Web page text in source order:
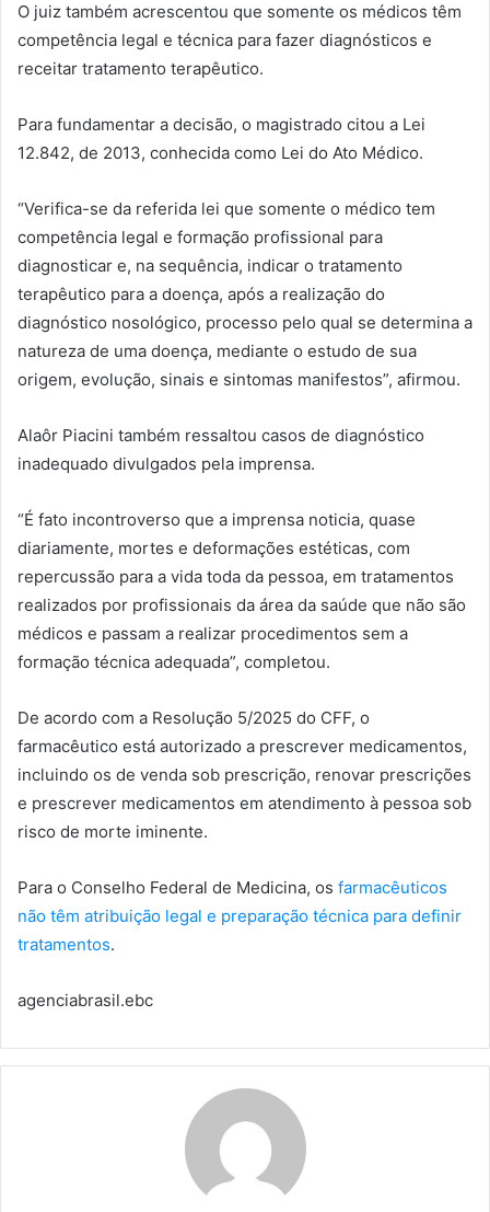
O juiz também acrescentou que somente os médicos têm
competência legal e técnica para fazer diagnósticos e
receitar tratamento terapêutico.
Para fundamentar a decisão, o magistrado citou a Lei
12.842, de 2013, conhecida como Lei do Ato Médico.
“Verifica-se da referida lei que somente o médico tem
competência legal e formação profissional para
diagnosticar e, na sequência, indicar o tratamento
terapêutico para a doença, após a realização do
diagnóstico nosológico, processo pelo qual se determina a
natureza de uma doença, mediante o estudo de sua
origem, evolução, sinais e sintomas manifestos”, afirmou.
Alaôr Piacini também ressaltou casos de diagnóstico
inadequado divulgados pela imprensa.
“É fato incontroverso que a imprensa noticia, quase
diariamente, mortes e deformações estéticas, com
repercussão para a vida toda da pessoa, em tratamentos
realizados por profissionais da área da saúde que não são
médicos e passam a realizar procedimentos sem a
formação técnica adequada”, completou.
De acordo com a Resolução 5/2025 do CFF, o
farmacêutico está autorizado a prescrever medicamentos,
incluindo os de venda sob prescrição, renovar prescrições
e prescrever medicamentos em atendimento à pessoa sob
risco de morte iminente.
Para o Conselho Federal de Medicina, os farmacêuticos
não têm atribuição legal e preparação técnica para definir
tratamentos.
agenciabrasil.ebc